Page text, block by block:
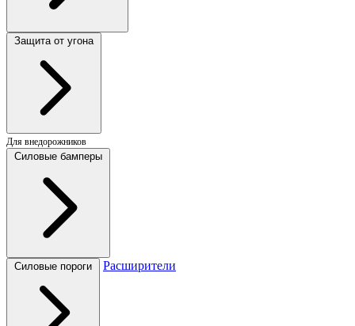
Защита от угона
Для внедорожников
Силовые бамперы
Силовые пороги Расширители